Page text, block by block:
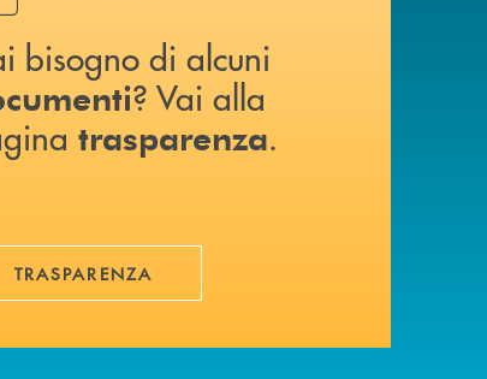
bisogno di alcuni
? Vai alla
trasparenza.
TRASPARENZA